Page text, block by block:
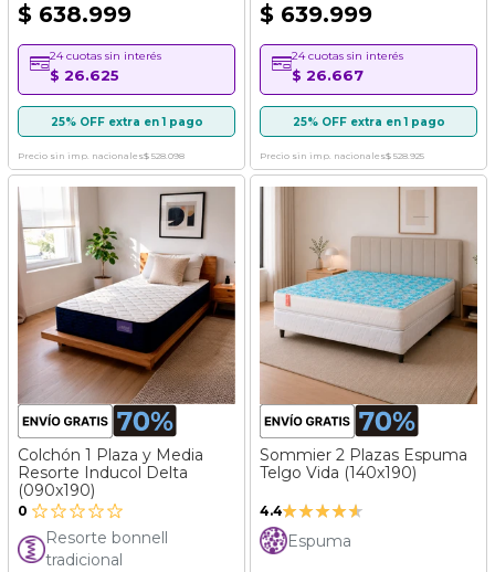
$ 638.999
24 cuotas sin interés
$ 26.625
25% OFF extra en 1 pago
Precio sin imp. nacionales$ 528.098
$ 639.999
24 cuotas sin interés
$ 26.667
25% OFF extra en 1 pago
Precio sin imp. nacionales$ 528.925
Colchón 1 Plaza y Media
Resorte Inducol Delta
(090x190)
0
Resorte bonnell
tradicional
Sommier 2 Plazas Espuma
Telgo Vida (140x190)
4.4Valoración:
87%
Espuma